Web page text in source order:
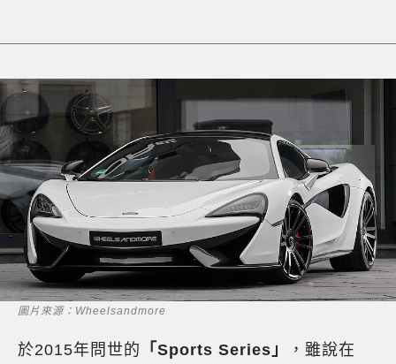
圖片來源：Wheelsandmore
於2015年問世的 「Sports Series」
，雖說在